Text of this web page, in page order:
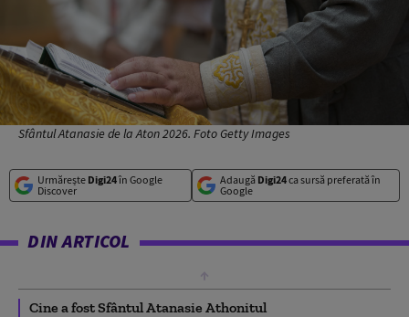
Sfântul Atanasie de la Aton 2026. Foto Getty Images
Urmărește Digi24în Google
Discover
Adaugă Digi24ca sursă preferată în
Google
DIN ARTICOL
Cine a fost Sfântul Atanasie Athonitul